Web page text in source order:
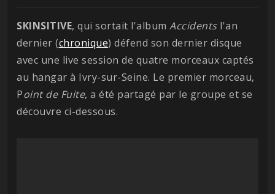
SKINSITIVE, qui sortait l'album Accidentsl'an
dernier (chronique) défend son dernier disque
avec une live session de quatre morceaux captés
au hangar à Ivry-sur-Seine. Le premier morceau,
Point de Fuite, a été partagé par le groupe et se
découvre ci-dessous.